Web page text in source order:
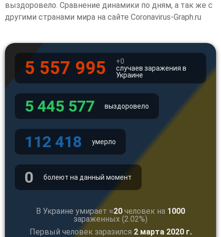
выздоровело. Сравнение динамики по дням, а так же с
другими странами мира на сайте Coronavirus-Graph.ru
5 557 995
+0
случаев заражения в
Украине
5 445 577 выздоровело
112 418 умерло
0 болеют на данный момент
В Украине умирает ≈20 человек на 1000
зараженных (2.02%)
Первый человек заразился 2 марта 2020 г.